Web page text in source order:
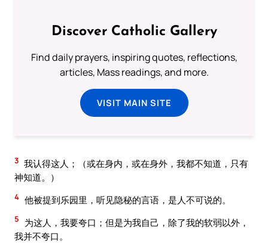
Discover Catholic Gallery
Find daily prayers, inspiring quotes, reflections,
articles, Mass readings, and more.
VISIT MAIN SITE
3 我认得这人；（或在身内，或在身外，我都不知道，只有
神知道。）
4 他被提到乐园里，听见隐秘的言语，是人不可说的。
5
为这人，我要夸口；但是为我自己，除了我的软弱以外，
我并不夸口。